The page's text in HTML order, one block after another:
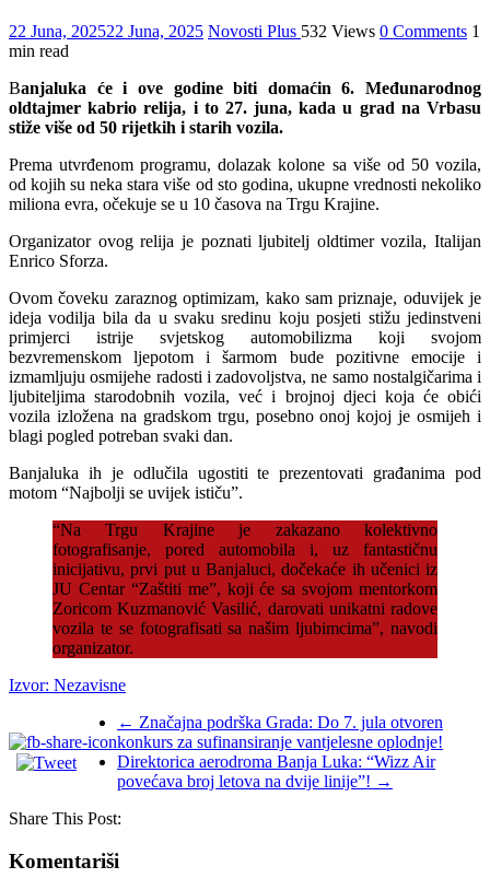
22 Juna, 202522 Juna, 2025 Novosti Plus 532 Views 0 Comments 1
min read
Banjaluka će i ove godine biti domaćin 6. Međunarodnog
oldtajmer kabrio relija, i to 27. juna, kada u grad na Vrbasu
stiže više od 50 rijetkih i starih vozila.
Prema utvrđenom programu, dolazak kolone sa više od 50 vozila,
od kojih su neka stara više od sto godina, ukupne vrednosti nekoliko
miliona evra, očekuje se u 10 časova na Trgu Krajine.
Organizator ovog relija je poznati ljubitelj oldtimer vozila, Italijan
Enrico Sforza.
Ovom čoveku zaraznog optimizam, kako sam priznaje, oduvijek je
ideja vodilja bila da u svaku sredinu koju posjeti stižu jedinstveni
primjerci istrije svjetskog automobilizma koji svojom
bezvremenskom ljepotom i šarmom bude pozitivne emocije i
izmamljuju osmijehe radosti i zadovoljstva, ne samo nostalgičarima i
ljubiteljima starodobnih vozila, već i brojnoj djeci koja će obići
vozila izložena na gradskom trgu, posebno onoj kojoj je osmijeh i
blagi pogled potreban svaki dan.
Banjaluka ih je odlučila ugostiti te prezentovati građanima pod
motom “Najbolji se uvijek ističu”.
“Na Trgu Krajine je zakazano kolektivno
fotografisanje, pored automobila i, uz fantastičnu
inicijativu, prvi put u Banjaluci, dočekaće ih učenici iz
JU Centar “Zaštiti me”, koji će sa svojom mentorkom
Zoricom Kuzmanović Vasilić, darovati unikatni radove
vozila te se fotografisati sa našim ljubimcima”, navodi
organizator.
Izvor: Nezavisne
← Značajna podrška Grada: Do 7. jula otvoren
konkurs za sufinansiranje vantjelesne oplodnje!
Direktorica aerodroma Banja Luka: “Wizz Air
povećava broj letova na dvije linije”! →
Share This Post:
Komentariši